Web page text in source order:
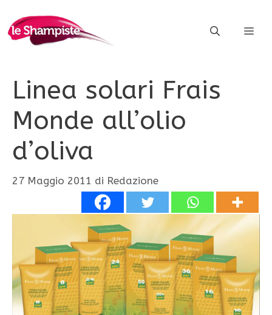
contenuto
Linea solari Frais
Monde all’olio
d’oliva
27 Maggio 2011 di Redazione